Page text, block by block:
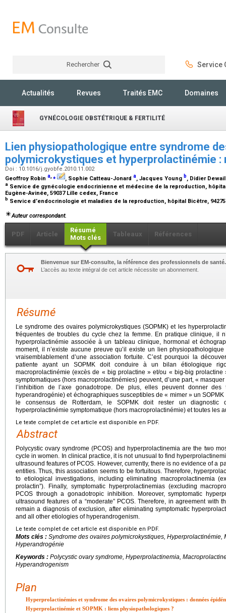
Rechercher Service
Actualités Revues Traités EMC Domaines
GYNÉCOLOGIE OBSTÉTRIQUE & FERTILITÉ
Lien physiopathologique entre syndrome
polymicrokystiques et hyperprolactinémie
Doi : 10.1016/j.gyobfe.2010.11.002
Geoffroy Robin a,⁎ , Sophie Catteau-Jonard a, Jacques Young b, Didier
a Service de gynécologie endocrinienne et médecine de la reproduction,
Eugène-Avinée, 59037 Lille cedex, France
b Service d’endocrinologie et maladies de la reproduction, hôpital Bicêtre,
Auteur correspondant.
PDF Article
Résumé
Mots clés
Tableaux Références
Bienvenue sur EM-consulte, la référence des professionnels de santé.
L’accès au texte intégral de cet article nécessite un abonnement.
Résumé
Le syndrome des ovaires polymicrokystiques (SOPMK) et les
fréquentes de troubles du cycle chez la femme. En pratique clinique, il
hyperprolactinémie associée à un tableau clinique, hormonal et
moment, il n’existe aucune preuve qu’il existe un lien
vraisemblablement d’une association fortuite. C’est pourquoi la
patiente ayant un SOPMK doit conduire à un bilan étiologique
macroprolactinémie (excès de « big prolactine » et/ou « big-big
symptomatiques (hors macroprolactinémies) peuvent, d’une part, «
l’inhibition de l’axe gonadotrope. De plus, elles peuvent donner
hyperandrogénie) et échographiques susceptibles de « mimer » un
le consensus de Rotterdam, le SOPMK doit rester un diagnostic
hyperprolactinémie symptomatique (hors macroprolactinémie) et toutes les
Le texte complet de cet article est disponible en PDF.
Abstract
Polycystic ovary syndrome (PCOS) and hyperprolactinemia are the two
cycle in women. In clinical practice, it is not unusual to find
ultrasound features of PCOS. However, currently, there is no evidence of a
entities. Thus, this association seems to be fortuitous. Therefore,
to etiological investigations, including eliminating macroprolactinemia
prolactin”). Finally, symptomatic hyperprolactinemias (excluding
PCOS through a gonadotropic inhibition. Moreover, symptomatic
ultrasound features of a “moderate” PCOS. Therefore, in agreement with
remain a diagnosis of exclusion, after eliminating symptomatic
and all other etiologies of hyperandrogenism.
Le texte complet de cet article est disponible en PDF.
Mots clés : Syndrome des ovaires polymicrokystiques, Hyperprolactinémie,
Hyperandrogénie
Keywords : Polycystic ovary syndrome, Hyperprolactinemia,
Hyperandrogenism
Plan
Hyperprolactinémies et syndrome des ovaires polymicrokystiques : données
Hyperprolactinémie et SOPMK : liens physiopathologiques ?